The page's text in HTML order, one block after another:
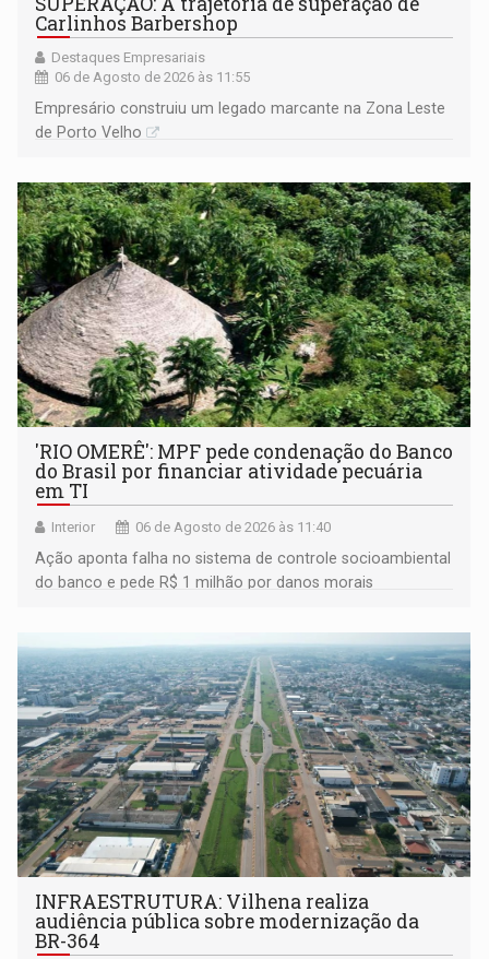
Carlinhos Barbershop
Destaques Empresariais
06 de Agosto de 2026 às 11:55
Empresário construiu um legado marcante na Zona Leste
de Porto Velho
'RIO OMERÊ': MPF pede condenação do Banco
do Brasil por financiar atividade pecuária
em TI
Interior 06 de Agosto de 2026 às 11:40
Ação aponta falha no sistema de controle socioambiental
do banco e pede R$ 1 milhão por danos morais
INFRAESTRUTURA: Vilhena realiza
audiência pública sobre modernização da
BR-364